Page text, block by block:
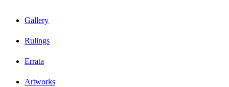
Gallery
Rulings
Errata
Artworks